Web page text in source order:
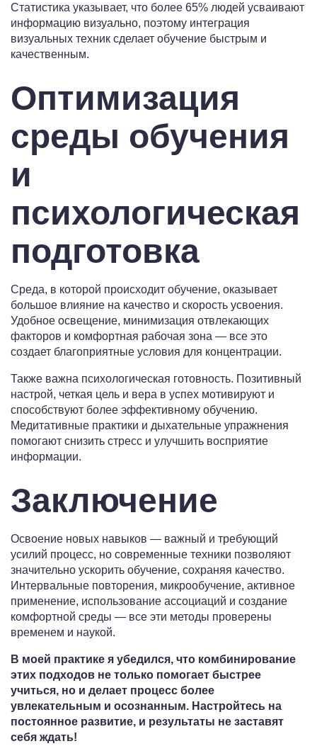
Статистика указывает, что более 65% людей усваивают
информацию визуально, поэтому интеграция
визуальных техник сделает обучение быстрым и
качественным.
Оптимизация
среды обучения
и
психологическая
подготовка
Среда, в которой происходит обучение, оказывает
большое влияние на качество и скорость усвоения.
Удобное освещение, минимизация отвлекающих
факторов и комфортная рабочая зона — все это
создает благоприятные условия для концентрации.
Также важна психологическая готовность. Позитивный
настрой, четкая цель и вера в успех мотивируют и
способствуют более эффективному обучению.
Медитативные практики и дыхательные упражнения
помогают снизить стресс и улучшить восприятие
информации.
Заключение
Освоение новых навыков — важный и требующий
усилий процесс, но современные техники позволяют
значительно ускорить обучение, сохраняя качество.
Интервальные повторения, микрообучение, активное
применение, использование ассоциаций и создание
комфортной среды — все эти методы проверены
временем и наукой.
В моей практике я убедился, что комбинирование
этих подходов не только помогает быстрее
учиться, но и делает процесс более
увлекательным и осознанным. Настройтесь на
постоянное развитие, и результаты не заставят
себя ждать!